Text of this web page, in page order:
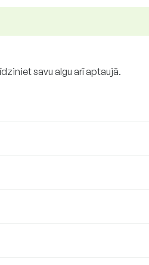
savu algu arī aptaujā.